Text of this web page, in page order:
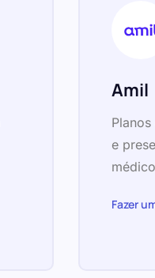
Amil
e
Fazer